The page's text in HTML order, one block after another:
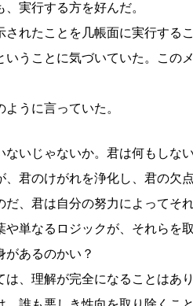
実行する方を好んだ。
れたことを几帳面に実行する
いうことに気づいていた。この
うに言っていた。
ないじゃないか。君は何もしな
君のけがれを浄化し、君の欠
、君は自分の努力によってそ
単なるロジックが、それらを
あるのかい？
、理解が完全になることはあり